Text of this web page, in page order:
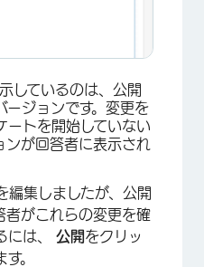
しているのは、公開
ージョンです。変更を
ートを開始していない
ンが回答者に表示され
編集しましたが、公開
者がこれらの変更を確
には、 公開をクリッ
。